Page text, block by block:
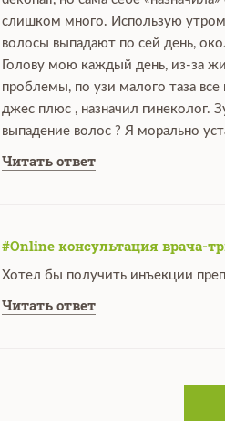
слишком много. Использую
волосы выпадают по сей день,
Голову мою каждый день, из-за
проблемы, по узи малого таза
джес плюс , назначил гинеколог.
выпадение волос ? Я морально
Читать ответ
#Online консультация врача-
Хотел бы получить инъекции
Читать ответ